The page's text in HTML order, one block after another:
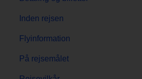
Inden rejsen
Flyinformation
På rejsemålet